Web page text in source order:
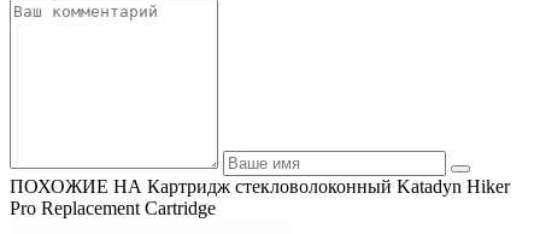
ПОХОЖИЕ НА Картридж стекловолоконный Katadyn Hiker
Pro Replacement Cartridge